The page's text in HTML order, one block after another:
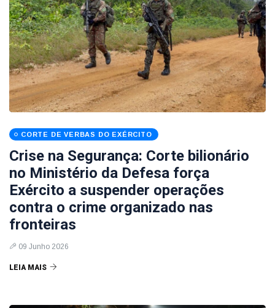
CORTE DE VERBAS DO EXÉRCITO
Crise na Segurança: Corte bilionário
no Ministério da Defesa força
Exército a suspender operações
contra o crime organizado nas
fronteiras
09 Junho 2026
LEIA MAIS